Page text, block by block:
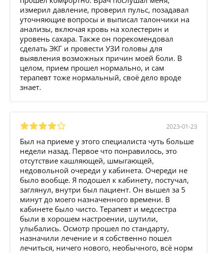
измерил давление, проверил пульс, позадавал
уточняющие вопросы и выписал талончики на
анализы, включая кровь на холестерин и
уровень сахара. Также он порекомендовал
сделать ЭКГ и провести УЗИ головы для
выявления возможных причин моей боли. В
целом, прием прошел нормально, и сам
терапевт тоже нормальный, своё дело вроде
знает.
2023-01-23
Был на приеме у этого специалиста чуть больше
недели назад. Первое что понравилось, это
отсутствие кашляющей, шмыгающей,
недовольной очереди у кабинета. Очереди не
было вообще. Я подошел к кабинету, постучал,
заглянул, внутри был пациент. Он вышел за 5
минут до моего назначенного времени. В
кабинете было чисто. Терапевт и медсестра
были в хорошем настроении, шутили,
улыбались. Осмотр прошел по стандарту,
назначили лечение и я собственно пошел
лечиться, ничего нового, необычного, всё норм